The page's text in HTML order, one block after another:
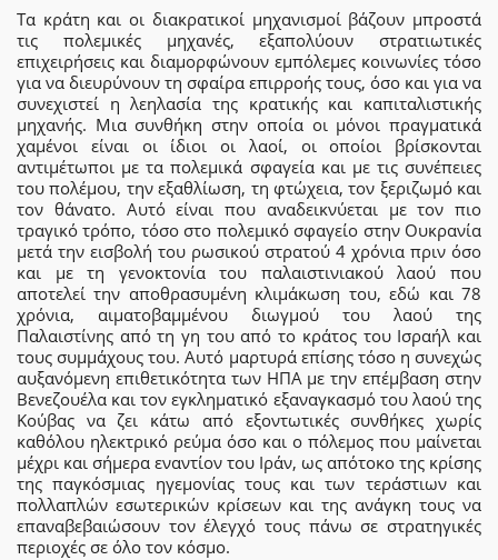
Τα κράτη και οι διακρατικοί μηχανισμοί βάζουν μπροστά
τις πολεμικές μηχανές, εξαπολύουν στρατιωτικές
επιχειρήσεις και διαμορφώνουν εμπόλεμες κοινωνίες τόσο
για να διευρύνουν τη σφαίρα επιρροής τους, όσο και για να
συνεχιστεί η λεηλασία της κρατικής και καπιταλιστικής
μηχανής. Μια συνθήκη στην οποία οι μόνοι πραγματικά
χαμένοι είναι οι ίδιοι οι λαοί, οι οποίοι βρίσκονται
αντιμέτωποι με τα πολεμικά σφαγεία και με τις συνέπειες
του πολέμου, την εξαθλίωση, τη φτώχεια, τον ξεριζωμό και
τον θάνατο. Αυτό είναι που αναδεικνύεται με τον πιο
τραγικό τρόπο, τόσο στο πολεμικό σφαγείο στην Ουκρανία
μετά την εισβολή του ρωσικού στρατού 4 χρόνια πριν όσο
και με τη γενοκτονία του παλαιστινιακού λαού που
αποτελεί την αποθρασυμένη κλιμάκωση του, εδώ και 78
χρόνια, αιματοβαμμένου διωγμού του λαού της
Παλαιστίνης από τη γη του από το κράτος του Ισραήλ και
τους συμμάχους του. Αυτό μαρτυρά επίσης τόσο η συνεχώς
αυξανόμενη επιθετικότητα των ΗΠΑ με την επέμβαση στην
Βενεζουέλα και τον εγκληματικό εξαναγκασμό του λαού της
Κούβας να ζει κάτω από εξοντωτικές συνθήκες χωρίς
καθόλου ηλεκτρικό ρεύμα όσο και ο πόλεμος που μαίνεται
μέχρι και σήμερα εναντίον του Ιράν, ως απότοκο της κρίσης
της παγκόσμιας ηγεμονίας τους και των τεράστιων και
πολλαπλών εσωτερικών κρίσεων και της ανάγκη τους να
επαναβεβαιώσουν τον έλεγχό τους πάνω σε στρατηγικές
περιοχές σε όλο τον κόσμο.